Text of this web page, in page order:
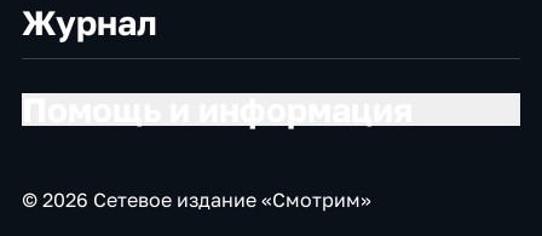
Журнал
© 2026 Сетевое издание «Смотрим»